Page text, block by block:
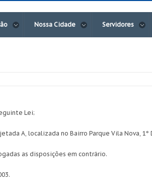
Nossa Cidade Servidores
Lei;
A, localizada no Bairro Parque Vila Nova,
as disposições em contrário.